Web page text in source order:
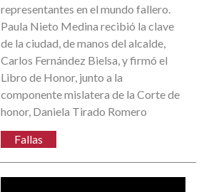
representantes en el mundo fallero.
Paula Nieto Medina recibió la clave
de la ciudad, de manos del alcalde,
Carlos Fernández Bielsa, y firmó el
Libro de Honor, junto a la
componente mislatera de la Corte de
honor, Daniela Tirado Romero
Fallas